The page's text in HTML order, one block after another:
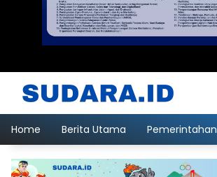
Home Berita Utama Pemerintahan